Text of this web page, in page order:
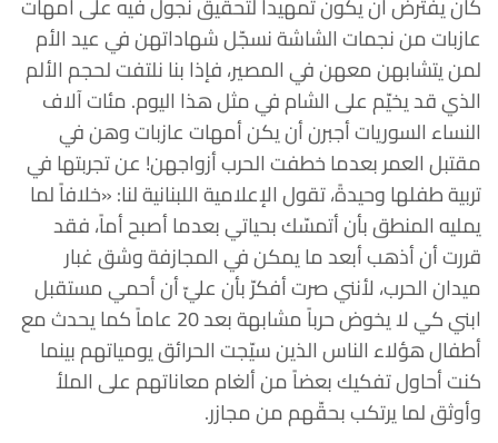
كان يفترض أن يكون تمهيداً لتحقيق نجول فيه على أمهات
عازبات من نجمات الشاشة نسجّل شهاداتهن في عيد الأم
لمن يتشابهن معهن في المصير، فإذا بنا نلتفت لحجم الألم
الذي قد يخيّم على الشام في مثل هذا اليوم. مئات آلاف
النساء السوريات أجبرن أن يكن أمهات عازبات وهن في
مقتبل العمر بعدما خطفت الحرب أزواجهن! عن تجربتها في
تربية طفلها وحيدةً، تقول الإعلامية اللبنانية لنا: «خلافاً لما
يمليه المنطق بأن أتمسّك بحياتي بعدما أصبح أماً، فقد
قررت أن أذهب أبعد ما يمكن في المجازفة وشق غبار
ميدان الحرب، لأنني صرت أفكرّ بأن عليّ أن أحمي مستقبل
ابني كي لا يخوض حرباً مشابهة بعد 20 عاماً كما يحدث مع
أطفال هؤلاء الناس الذين سيّجت الحرائق يومياتهم بينما
كنت أحاول تفكيك بعضاً من ألغام معاناتهم على الملأ
وأوثق لما يرتكب بحقّهم من مجازر.